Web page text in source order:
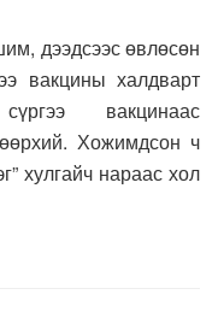
дээдсээс өвлөсөн
вакцины халдварт
вакцинаас
Хожимдсон ч
хулгайч нараас хол